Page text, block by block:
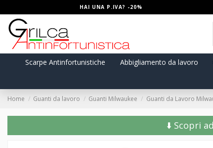
HAI UNA P.IVA? -20%
Scarpe Antinfortunistiche
Abbigliamento da lavoro
Home Guanti da lavoro Guanti Milwaukee Guanti da Lavoro
⬇️ Scopri